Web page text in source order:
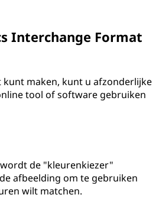
Interchange Format
kunt maken, kunt u afzonderlijke
tool of software gebruiken
de "kleurenkiezer"
afbeelding om te gebruiken
wilt matchen.